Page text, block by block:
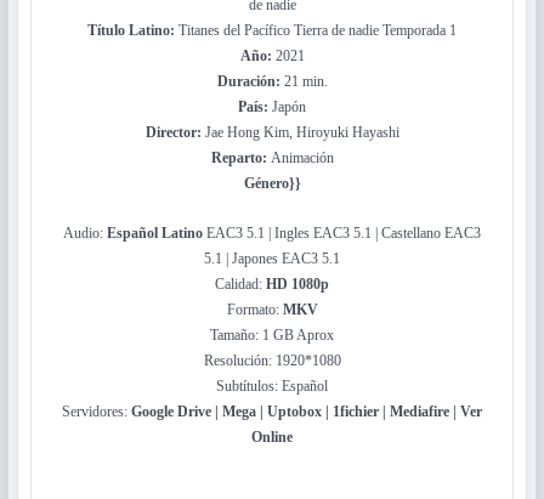
de nadie
Título Latino: Titanes del Pacífico Tierra de nadie Temporada 1
Año: 2021
Duración: 21 min.
País: Japón
Director: Jae Hong Kim, Hiroyuki Hayashi
Reparto: Animación
Género}}
Audio: Español Latino EAC3 5.1 | Ingles EAC3 5.1 | Castellano EAC3
5.1 | Japones EAC3 5.1
Calidad: HD 1080p
Formato: MKV
Tamaño: 1 GB Aprox
Resolución: 1920*1080
Subtítulos: Español
Servidores: Google Drive | Mega | Uptobox | 1fichier | Mediafire | Ver
Online